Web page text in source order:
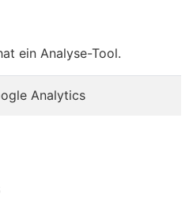
ein Analyse-Tool.
Analytics